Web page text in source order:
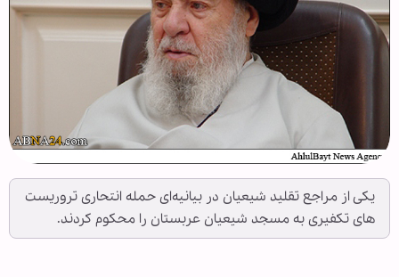
یکی از مراجع تقلید شیعیان در بیانیه‌ای حمله انتحاری تروریست
های تکفیری به مسجد شیعیان عربستان را محکوم کردند.